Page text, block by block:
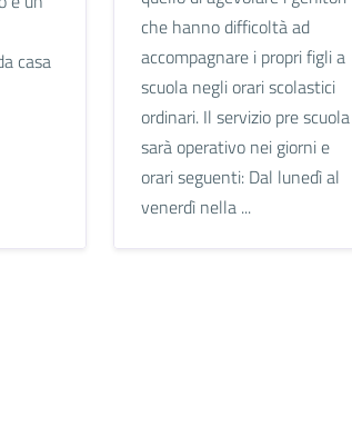
casa
che hanno difficoltà ad
accompagnare i propri figli a
scuola negli orari scolastici
ordinari. Il servizio pre scuola
sarà operativo nei giorni e
orari seguenti: Dal lunedì al
venerdì nella ...